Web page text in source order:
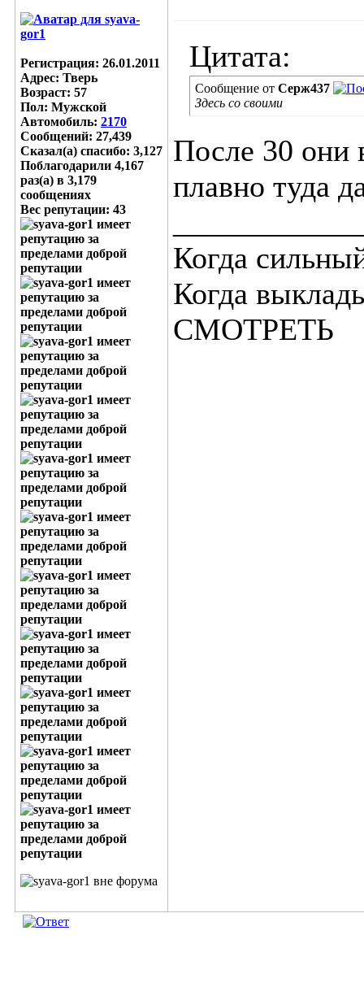
Регистрация: 26.01.2011
Адрес: Тверь
Возраст: 57
Пол: Мужской
Автомобиль: 2170
Сообщений: 27,439
Сказал(а) спасибо: 3,127
Поблагодарили 4,167
раз(а) в 3,179
сообщениях
Вес репутации: 43
Цитата:
Сообщение от Серж437
Здесь со своими
После 30 они
плавно туда
Когда
Когда
СМОТРЕТЬ